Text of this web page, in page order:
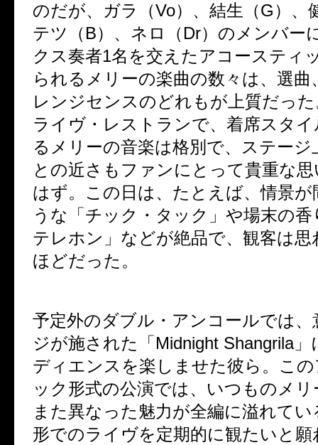
のだが、ガラ（Vo）、結生（G）、
テツ（B）、ネロ（Dr）のメンバー
クス奏者1名を交えたアコースティ
られるメリーの楽曲の数々は、選曲
レンジセンスのどれもが上質だっ
ライヴ・レストランで、着席スタ
るメリーの音楽は格別で、ステー
との近さもファンにとって貴重な
はず。この日は、たとえば、情景が
うな「チック・タック」や場末の香
テレホン」などが絶品で、観客は思
ほどだった。
予定外のダブル・アンコールでは
ジが施された「 Midnight Shangrila」
ディエンスを楽しませた彼ら。こ
ック形式の公演では、いつものメ
また異なった魅力が全編に溢れて
形でのライヴを定期的に観たいと